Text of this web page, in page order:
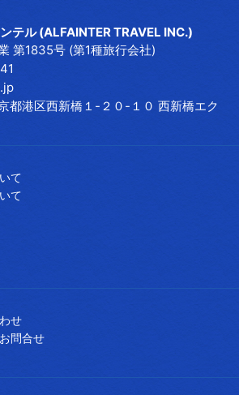
テル (ALFAINTER TRAVEL INC.)
第1835号 (第1種旅行会社)
港区西新橋１-２０-１０ 西新橋エク
て
て
せ
問合せ